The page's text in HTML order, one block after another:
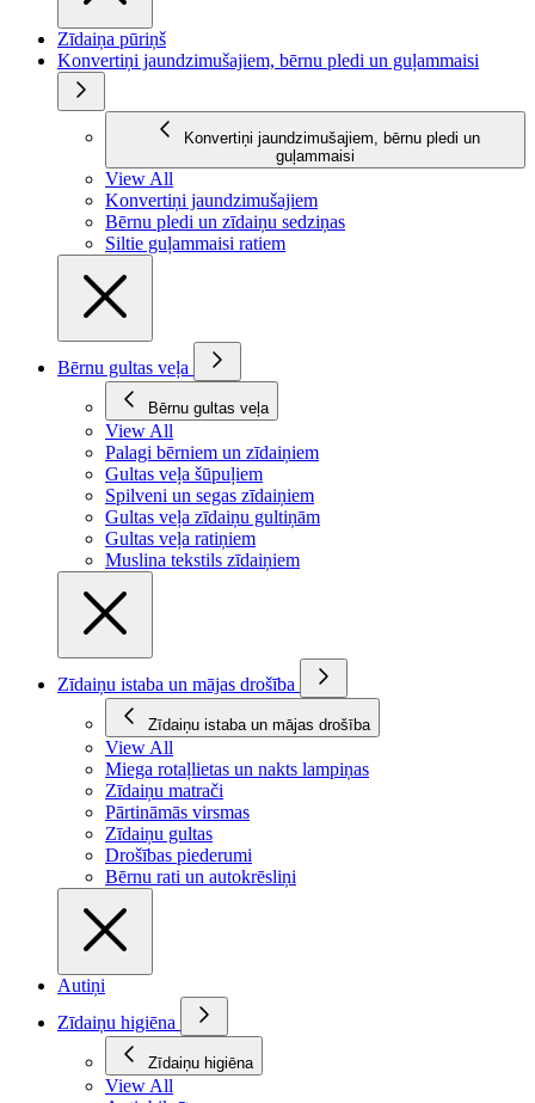
Zīdaiņa pūriņš
Konvertiņi jaundzimušajiem, bērnu pledi un guļammaisi
Konvertiņi jaundzimušajiem, bērnu pledi un
guļammaisi
View All
Konvertiņi jaundzimušajiem
Bērnu pledi un zīdaiņu sedziņas
Siltie guļammaisi ratiem
Bērnu gultas veļa
Bērnu gultas veļa
View All
Palagi bērniem un zīdaiņiem
Gultas veļa šūpuļiem
Spilveni un segas zīdaiņiem
Gultas veļa zīdaiņu gultiņām
Gultas veļa ratiņiem
Muslina tekstils zīdaiņiem
Zīdaiņu istaba un mājas drošība
Zīdaiņu istaba un mājas drošība
View All
Miega rotaļlietas un nakts lampiņas
Zīdaiņu matrači
Pārtināmās virsmas
Zīdaiņu gultas
Drošības piederumi
Bērnu rati un autokrēsliņi
Autiņi
Zīdaiņu higiēna
Zīdaiņu higiēna
View All